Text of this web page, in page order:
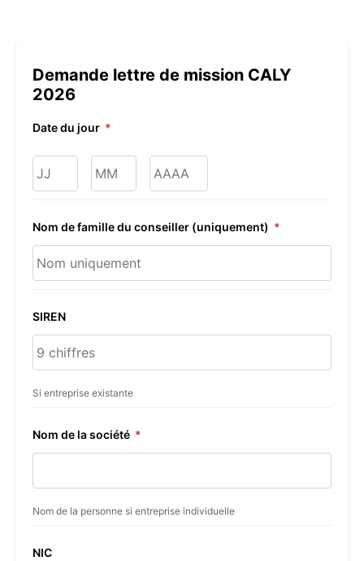
Demande lettre de mission CALY
2026
Date du jour *
Nom de famille du conseiller (uniquement) *
SIREN
Si entreprise existante
Nom de la société *
Nom de la personne si entreprise individuelle
NIC